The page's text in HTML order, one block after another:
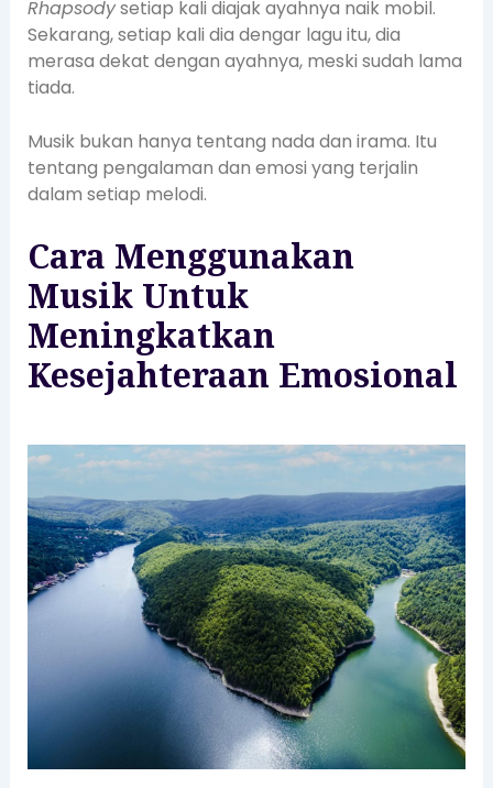
Rhapsodysetiap kali diajak ayahnya naik mobil.
Sekarang, setiap kali dia dengar lagu itu, dia
merasa dekat dengan ayahnya, meski sudah lama
tiada.
Musik bukan hanya tentang nada dan irama. Itu
tentang pengalaman dan emosi yang terjalin
dalam setiap melodi.
Cara Menggunakan
Musik Untuk
Meningkatkan
Kesejahteraan Emosional